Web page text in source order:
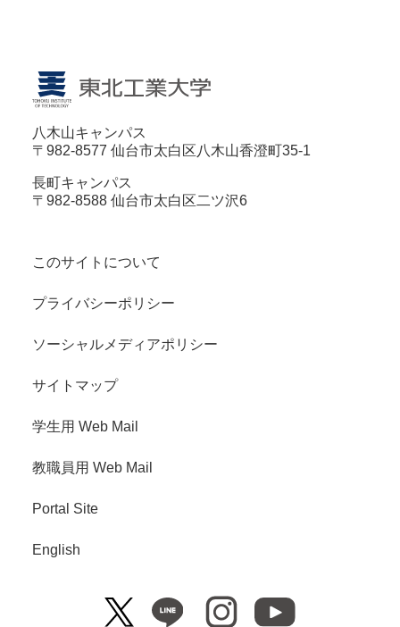
八木山キャンパス
〒982-8577 仙台市太白区八木山香澄町35-1
長町キャンパス
〒982-8588 仙台市太白区二ツ沢6
このサイトについて
プライバシーポリシー
ソーシャルメディアポリシー
サイトマップ
学生用 Web Mail
教職員用 Web Mail
Portal Site
English